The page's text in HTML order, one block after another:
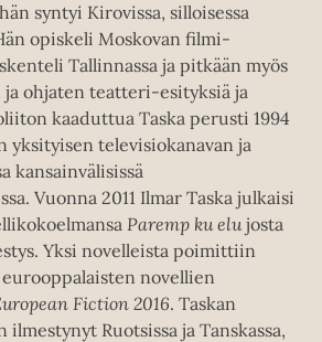
syntyi Kirovissa, silloisessa
opiskeli Moskovan filmi-
Tallinnassa ja pitkään myös
ja ohjaten teatteri-esityksiä ja
kaaduttua Taska perusti 1994
yksityisen televisiokanavan ja
kansainvälisissä
Vuonna 2011 Ilmar Taska julkaisi
Paremp ku elujosta
Yksi novelleista poimittiin
novellien
Fiction 2016. Taskan
Ruotsissa ja Tanskassa,